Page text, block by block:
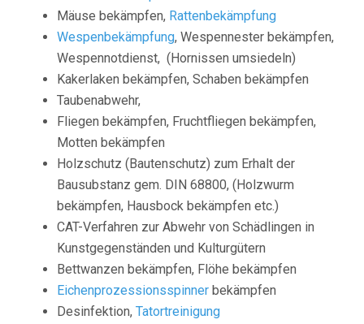
Mäuse bekämpfen, Rattenbekämpfung
Wespenbekämpfung, Wespennester bekämpfen,
Wespennotdienst, (Hornissen umsiedeln)
Kakerlaken bekämpfen, Schaben bekämpfen
Taubenabwehr,
Fliegen bekämpfen, Fruchtfliegen bekämpfen,
Motten bekämpfen
Holzschutz (Bautenschutz) zum Erhalt der
Bausubstanz gem. DIN 68800, (Holzwurm
bekämpfen, Hausbock bekämpfen etc.)
CAT-Verfahren zur Abwehr von Schädlingen in
Kunstgegenständen und Kulturgütern
Bettwanzen bekämpfen, Flöhe bekämpfen
Eichenprozessionsspinner bekämpfen
Desinfektion, Tatortreinigung